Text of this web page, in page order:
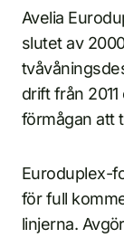
Avelia
slutet av
drift från
förmågan att
Euroduplex-
för full
linjerna.